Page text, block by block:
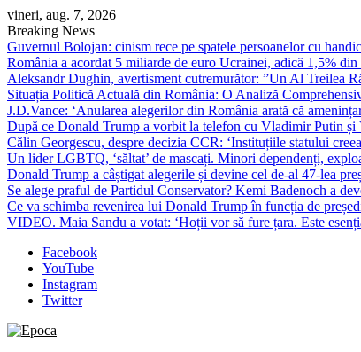
Skip
to
content
vineri, aug. 7, 2026
Breaking News
Guvernul Bolojan: cinism rece pe spatele persoanelor cu
România a acordat 5 miliarde de euro Ucrainei, adică 1,5%
Aleksandr Dughin, avertisment cutremurător: ”Un Al Treilea
Situația Politică Actuală din România: O Analiză
J.D.Vance: ‘Anularea alegerilor din România arată că
După ce Donald Trump a vorbit la telefon cu Vladimir Putin și
Călin Georgescu, despre decizia CCR: ‘Instituțiile statului
Un lider LGBTQ, ‘săltat’ de mascați. Minori dependenți,
Donald Trump a câștigat alegerile și devine cel de-al 47-lea
Se alege praful de Partidul Conservator? Kemi Badenoch a
Ce va schimba revenirea lui Donald Trump în funcția de
VIDEO. Maia Sandu a votat: ‘Hoții vor să fure țara. Este
Facebook
YouTube
Instagram
Twitter